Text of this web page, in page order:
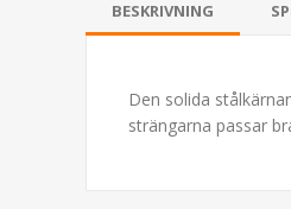
BESKRIVNING
Den solida
strängarna passar